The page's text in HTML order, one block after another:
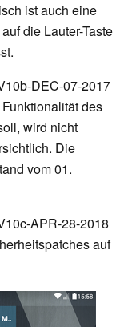
ist auch eine
die Lauter-Taste
DEC-07-2017
des
wird nicht
Die
vom 01.
APR-28-2018
auf